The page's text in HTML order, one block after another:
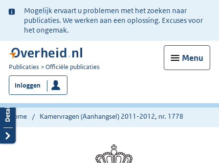
Ter
informatie:
Mogelijk ervaart u problemen met het zoeken naar
publicaties. We werken aan een oplossing. Excuses voor
het ongemak.
Menu
U
bent
nu
hier:
Publicaties Officiële publicaties
Inloggen
Home Kamervragen (Aanhangsel) 2011-2012, nr. 1778